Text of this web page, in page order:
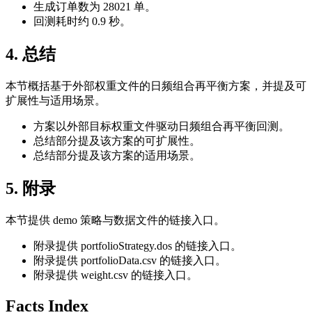
生成订单数为 28021 单。
回测耗时约 0.9 秒。
4. 总结
本节概括基于外部权重文件的日频组合再平衡方案，并提及可
扩展性与适用场景。
方案以外部目标权重文件驱动日频组合再平衡回测。
总结部分提及该方案的可扩展性。
总结部分提及该方案的适用场景。
5. 附录
本节提供 demo 策略与数据文件的链接入口。
附录提供 portfolioStrategy.dos 的链接入口。
附录提供 portfolioData.csv 的链接入口。
附录提供 weight.csv 的链接入口。
Facts Index